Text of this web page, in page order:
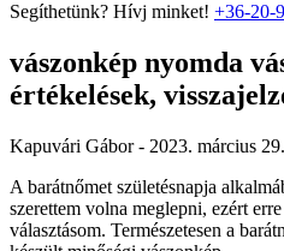
Segíthetünk? Hívj minket! +36-20-
vászonkép nyomda
értékelések,
Kapuvári Gábor - 2023. március 29.
A barátnőmet születésnapja
szerettem volna meglepni, ezért
választásom. Természetesen a